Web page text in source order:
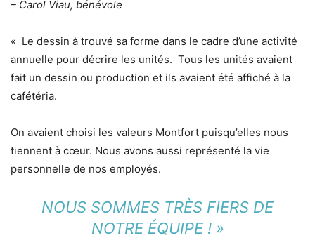
– Carol Viau, bénévole
« Le dessin à trouvé sa forme dans le cadre d’une activité
annuelle pour décrire les unités. Tous les unités avaient
fait un dessin ou production et ils avaient été affiché à la
cafétéria.
On avaient choisi les valeurs Montfort puisqu’elles nous
tiennent à cœur. Nous avons aussi représenté la vie
personnelle de nos employés.
NOUS SOMMES TRÈS FIERS DE
NOTRE ÉQUIPE ! »